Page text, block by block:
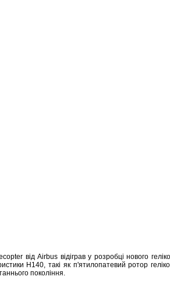
від Airbus відіграв у розробці нового
H140, такі як п'ятилопатевий ротор
покоління.